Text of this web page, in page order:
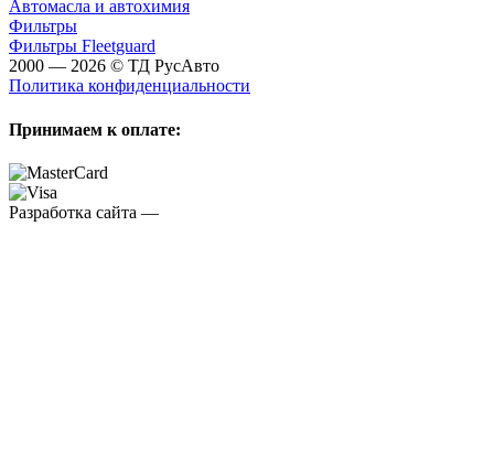
Автомасла и автохимия
Фильтры
Фильтры Fleetguard
2000 — 2026 © ТД РусАвто
Политика конфиденциальности
Принимаем к оплате:
Разработка сайта —